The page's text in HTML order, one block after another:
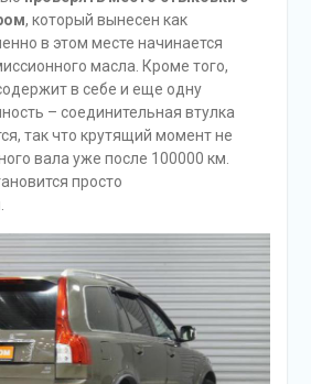
, который вынесен как
в этом месте начинается
масла. Кроме того,
в себе и еще одну
– соединительная втулка
так что крутящий момент не
вала уже после 100000 км.
просто